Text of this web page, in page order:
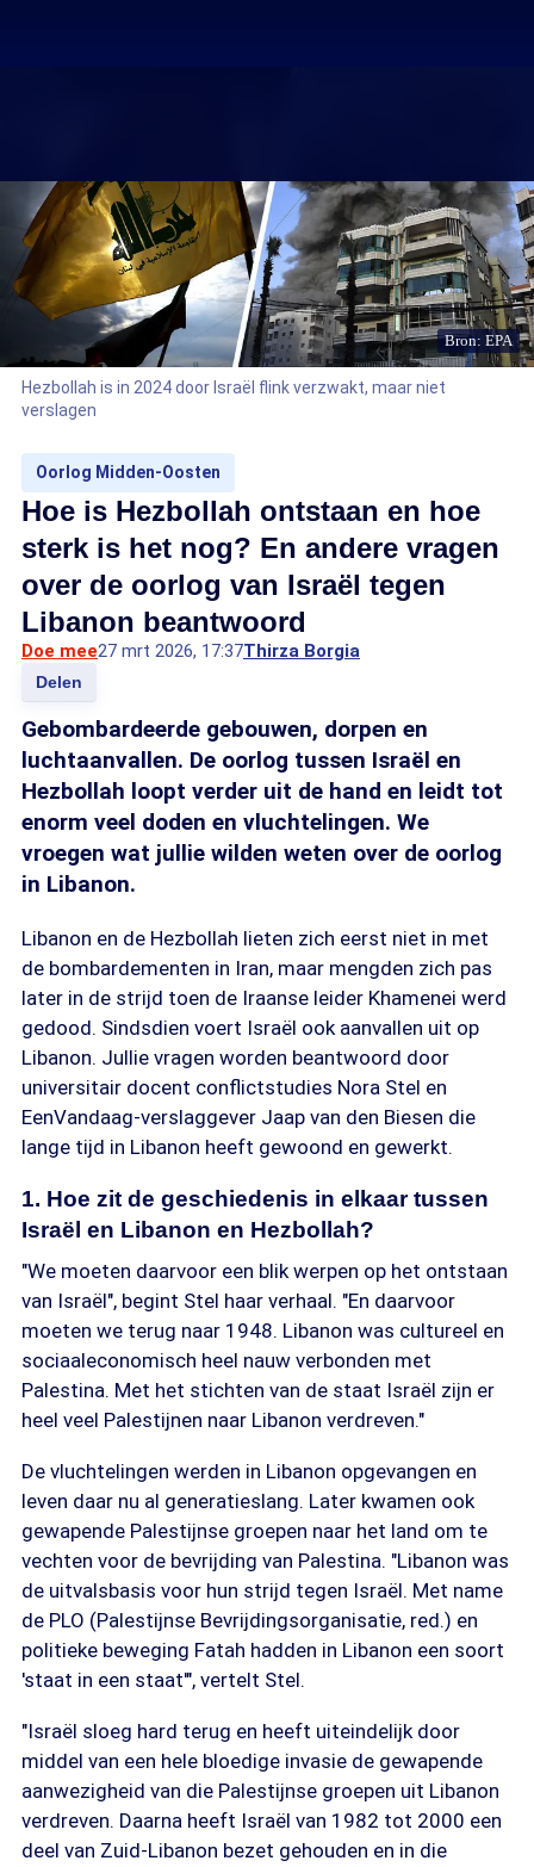
Bron: EPA
Hezbollah is in 2024 door Israël flink verzwakt, maar niet
verslagen
Oorlog Midden-Oosten
Hoe is Hezbollah ontstaan en hoe
sterk is het nog? En andere vragen
over de oorlog van Israël tegen
Libanon beantwoord
Doe mee27 mrt 2026, 17:37Thirza Borgia
Delen
Gebombardeerde gebouwen, dorpen en
luchtaanvallen. De oorlog tussen Israël en
Hezbollah loopt verder uit de hand en leidt tot
enorm veel doden en vluchtelingen. We
vroegen wat jullie wilden weten over de oorlog
in Libanon.
Libanon en de Hezbollah lieten zich eerst niet in met
de bombardementen in Iran, maar mengden zich pas
later in de strijd toen de Iraanse leider Khamenei werd
gedood. Sindsdien voert Israël ook aanvallen uit op
Libanon. Jullie vragen worden beantwoord door
universitair docent conflictstudies Nora Stel en
EenVandaag-verslaggever Jaap van den Biesen die
lange tijd in Libanon heeft gewoond en gewerkt.
1. Hoe zit de geschiedenis in elkaar tussen
Israël en Libanon en Hezbollah?
"We moeten daarvoor een blik werpen op het ontstaan
van Israël", begint Stel haar verhaal. "En daarvoor
moeten we terug naar 1948. Libanon was cultureel en
sociaaleconomisch heel nauw verbonden met
Palestina. Met het stichten van de staat Israël zijn er
heel veel Palestijnen naar Libanon verdreven."
De vluchtelingen werden in Libanon opgevangen en
leven daar nu al generatieslang. Later kwamen ook
gewapende Palestijnse groepen naar het land om te
vechten voor de bevrijding van Palestina. "Libanon was
de uitvalsbasis voor hun strijd tegen Israël. Met name
de PLO (Palestijnse Bevrijdingsorganisatie, red.) en
politieke beweging Fatah hadden in Libanon een soort
'staat in een staat'", vertelt Stel.
"Israël sloeg hard terug en heeft uiteindelijk door
middel van een hele bloedige invasie de gewapende
aanwezigheid van die Palestijnse groepen uit Libanon
verdreven. Daarna heeft Israël van 1982 tot 2000 een
deel van Zuid-Libanon bezet gehouden en in die